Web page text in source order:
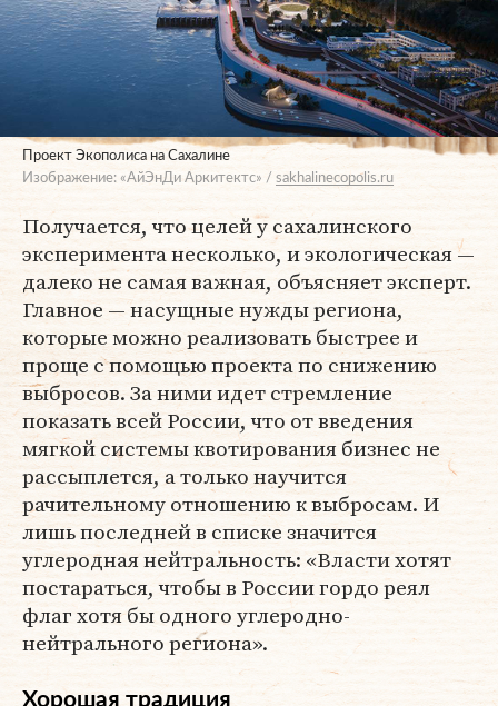
Проект Экополиса на Сахалине
Изображение: «АйЭнДи Аркитектс» / sakhalinecopolis.ru
Получается, что целей у сахалинского
эксперимента несколько, и экологическая —
далеко не самая важная, объясняет эксперт.
Главное — насущные нужды региона,
которые можно реализовать быстрее и
проще с помощью проекта по снижению
выбросов. За ними идет стремление
показать всей России, что от введения
мягкой системы квотирования бизнес не
рассыплется, а только научится
рачительному отношению к выбросам. И
лишь последней в списке значится
углеродная нейтральность: «Власти хотят
постараться, чтобы в России гордо реял
флаг хотя бы одного углеродно-
нейтрального региона».
Хорошая традиция